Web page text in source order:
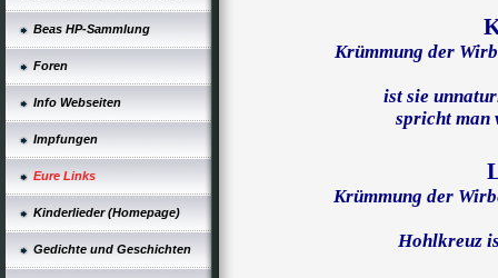
Beas HP-Sammlung
Foren
Info Webseiten
Impfungen
Eure Links
Kinderlieder (Homepage)
Gedichte und Geschichten
Krümmung der
ist sie
spricht
Krümmung der
Hohlkreuz